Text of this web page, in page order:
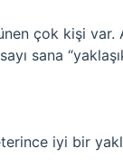
çok kişi var.
sana
iyi bir